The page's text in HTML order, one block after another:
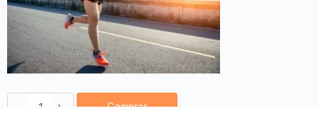
+ Comprar